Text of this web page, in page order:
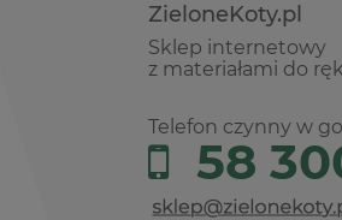
ZieloneKoty.pl
Sklep internetowy
z materiałami do
Telefon czynny w
58